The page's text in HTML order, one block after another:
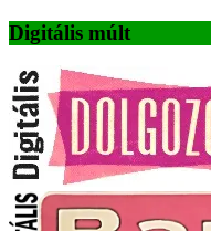
Digitális múlt